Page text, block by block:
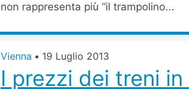
non rappresenta più “il trampolino...
Vienna • 19 Luglio 2013
I prezzi dei treni